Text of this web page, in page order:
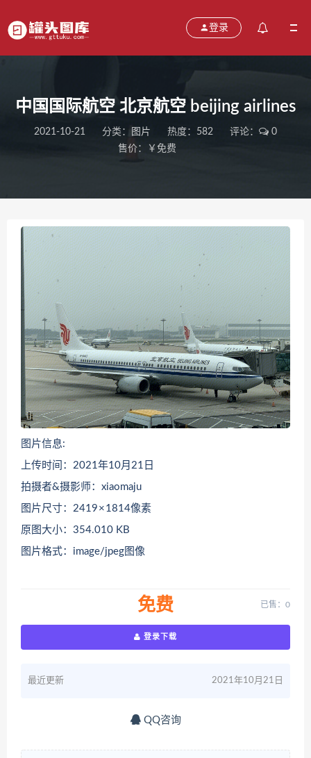
登录
中国国际航空 北京航空 beijing airlines
2021-10-21 分类： 图片 热度：582 评论：
0
售价：￥免费
图片信息:
上传时间：2021年10月21日
拍摄者&摄影师：xiaomaju
图片尺寸：2419 × 1814像素
原图大小：354.010 KB
图片格式：image/jpeg图像
免费 已售：0
登录下载
最近更新 2021年10月21日
QQ咨询